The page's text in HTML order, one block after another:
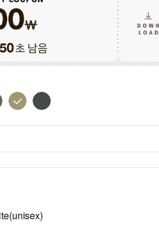
48초 남음